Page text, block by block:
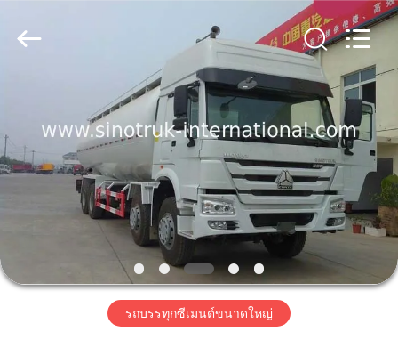
สินค้า
กับ
SINOTRUK
INTERNATIONAL
รถบรรทุกซีเมนต์ขนาดใหญ่